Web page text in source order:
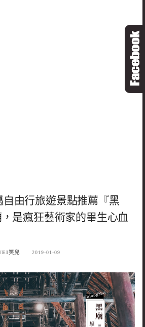
自由行旅遊景點推薦『黑
是瘋狂藝術家的畢生心血
笑兒 2019-01-09